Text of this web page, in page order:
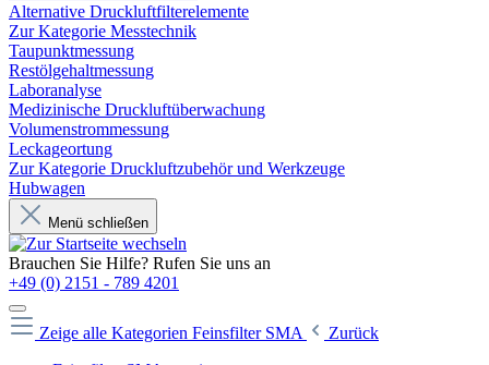
Alternative Druckluftfilterelemente
Zur Kategorie Messtechnik
Taupunktmessung
Restölgehaltmessung
Laboranalyse
Medizinische Druckluftüberwachung
Volumenstrommessung
Leckageortung
Zur Kategorie Druckluftzubehör und Werkzeuge
Hubwagen
Menü schließen
Brauchen Sie Hilfe? Rufen Sie uns an
+49 (0) 2151 - 789 4201
Zeige alle Kategorien Feinsfilter SMA
Zurück